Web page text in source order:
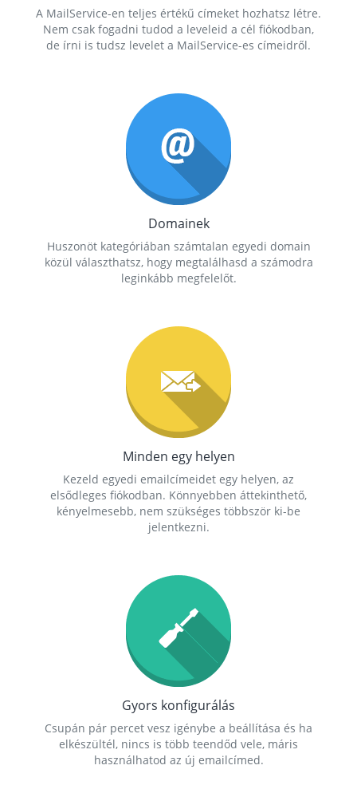
A MailService-en teljes értékű címeket hozhatsz létre.
Nem csak fogadni tudod a leveleid a cél fiókodban,
de írni is tudsz levelet a MailService-es címeidről.
Domainek
Huszonöt kategóriában számtalan egyedi domain
közül választhatsz, hogy megtalálhasd a számodra
leginkább megfelelőt.
Minden egy helyen
Kezeld egyedi emailcímeidet egy helyen, az
elsődleges fiókodban. Könnyebben áttekinthető,
kényelmesebb, nem szükséges többször ki-be
jelentkezni.
Gyors konfigurálás
Csupán pár percet vesz igénybe a beállítása és ha
elkészültél, nincs is több teendőd vele, máris
használhatod az új emailcímed.